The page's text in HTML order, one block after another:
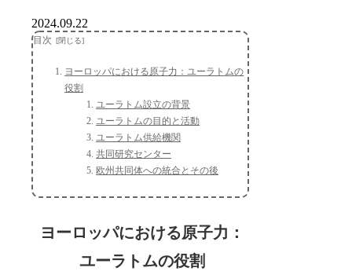
2024.09.22
目次
ヨーロッパにおける原子力：ユーラトムの
役割
ユーラトム設立の背景
ユーラトムの目的と活動
ユーラトム供給機関
共同研究センター
欧州共同体への統合とその後
ヨーロッパにおける原子力：
ユーラトムの役割